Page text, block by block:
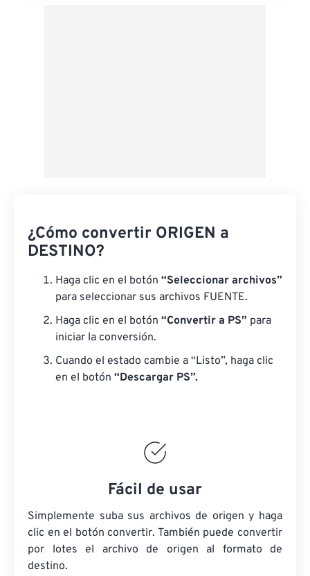
¿Cómo convertir ORIGEN a
DESTINO?
Haga clic en el botón “Seleccionar archivos”
para seleccionar sus archivos FUENTE.
Haga clic en el botón “Convertir a PS” para
iniciar la conversión.
Cuando el estado cambie a “Listo”, haga clic
en el botón “Descargar PS”.
Fácil de usar
Simplemente suba sus archivos de origen y haga
clic en el botón convertir. También puede convertir
por lotes el archivo de origen al formato de
destino.